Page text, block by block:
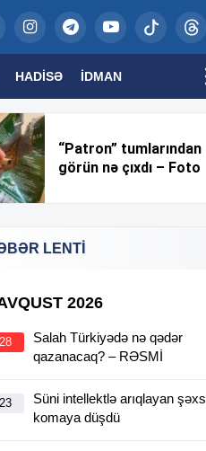
HADISƏ İDMAN
“Patron” tumlarından
görün nə çıxdı – Foto
LENTİ
2026
Salah Türkiyədə nə qədər
qazanacaq? – RƏSMİ
Süni intellektlə arıqlayan şəxs
komaya düşdü